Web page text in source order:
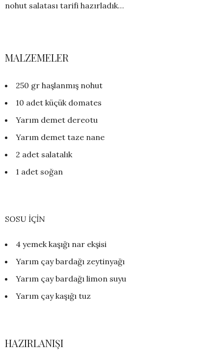
nohut salatası tarifi hazırladık…
MALZEMELER
250 gr haşlanmış nohut
10 adet küçük domates
Yarım demet dereotu
Yarım demet taze nane
2 adet salatalık
1 adet soğan
SOSU İÇİN
4 yemek kaşığı nar ekşisi
Yarım çay bardağı zeytinyağı
Yarım çay bardağı limon suyu
Yarım çay kaşığı tuz
HAZIRLANIŞI